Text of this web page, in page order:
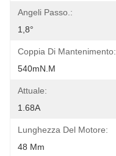
Angeli Passo.:
1,8°
Coppia Di Mantenimento:
540mN.m
Attuale:
1.68A
Lunghezza Del Motore:
48 Mm